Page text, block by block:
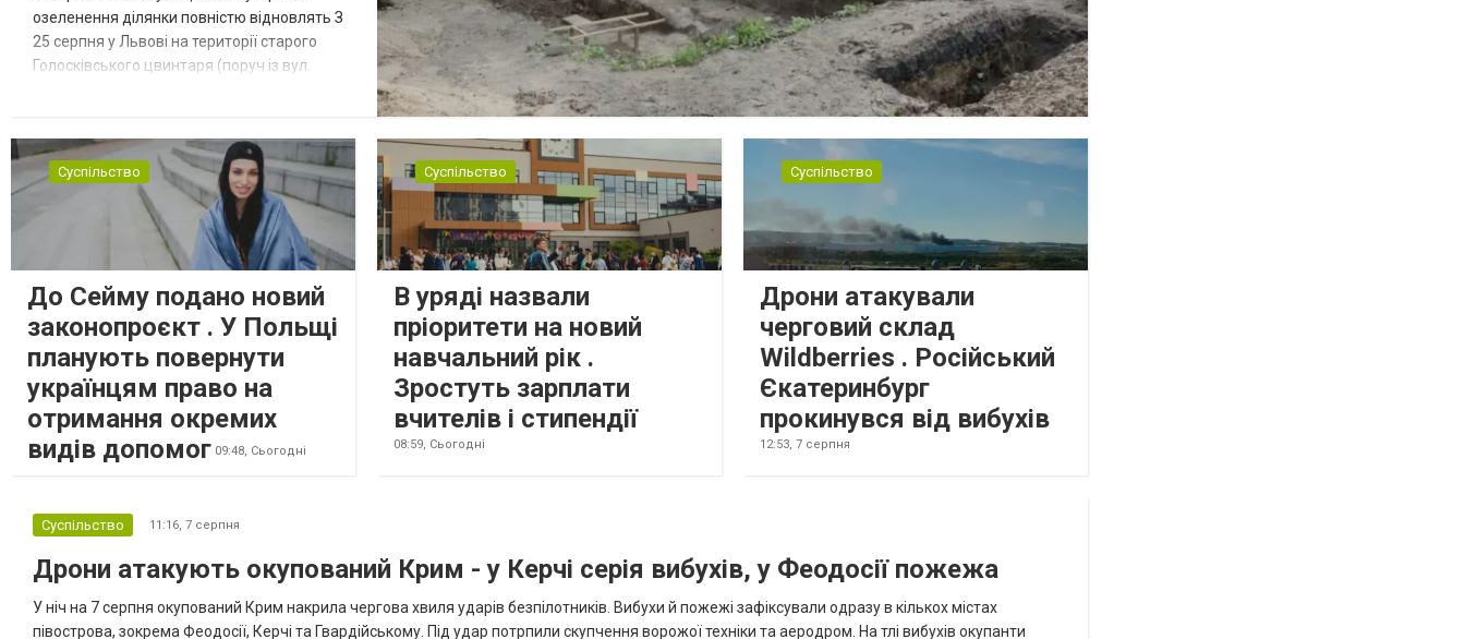
озеленення ділянки повністю відновлять З
25 серпня у Львові на території старого
Голосківського цвинтаря (поруч із вул.
Польського, які загинули в боях з
гітлерівцями на західних околицях Львова у
вересні 1939 року. Про це повідомив
керівник виконкому Садового Євген Бойко,
Суспільство
До Сейму подано новий
законопроєкт . У Польщі
планують повернути
українцям право на
отримання окремих
видів допомог 09:48, Сьогодні
Суспільство
В уряді назвали
пріоритети на новий
навчальний рік .
Зростуть зарплати
вчителів і стипендії
08:59, Сьогодні
Суспільство
Дрони атакували
черговий склад
Wildberries . Російський
Єкатеринбург
прокинувся від вибухів
12:53, 7 серпня
Суспільство 11:16, 7 серпня
Дрони атакують окупований Крим - у Керчі серія вибухів, у Феодосії пожежа
У ніч на 7 серпня окупований Крим накрила чергова хвиля ударів безпілотників. Вибухи й пожежі зафіксували одразу в кількох містах
півострова, зокрема Феодосії, Керчі та Гвардійському. Під удар потрпили скупчення ворожої техніки та аеродром. На тлі вибухів окупанти